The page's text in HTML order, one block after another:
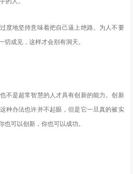
度地坚持意味着把自己逼上绝路。为人不要
切成见，这样才会别有洞天。
不是超常智慧的人才具有创新的能力。创新
种办法也许并不起眼，但是它一旦真的被实
也可以创新，你也可以成功。